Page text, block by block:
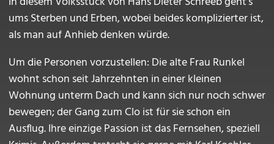
ums Sterben und Erben, wobei beides komplizierter ist,
als man auf Anhieb denken würde.
Um die Personen vorzustellen: Die alte Frau Runkel
wohnt schon seit Jahrzehnten in einer kleinen
Wohnung unterm Dach und kann sich nur noch schwer
bewegen; der Gang zum Clo ist für sie schon ein
Ausflug. Ihre einzige Passion ist das Fernsehen, speziell